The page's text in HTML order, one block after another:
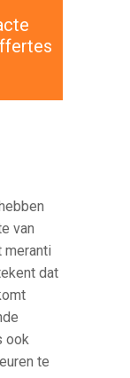
van
meranti
dat
ook
te